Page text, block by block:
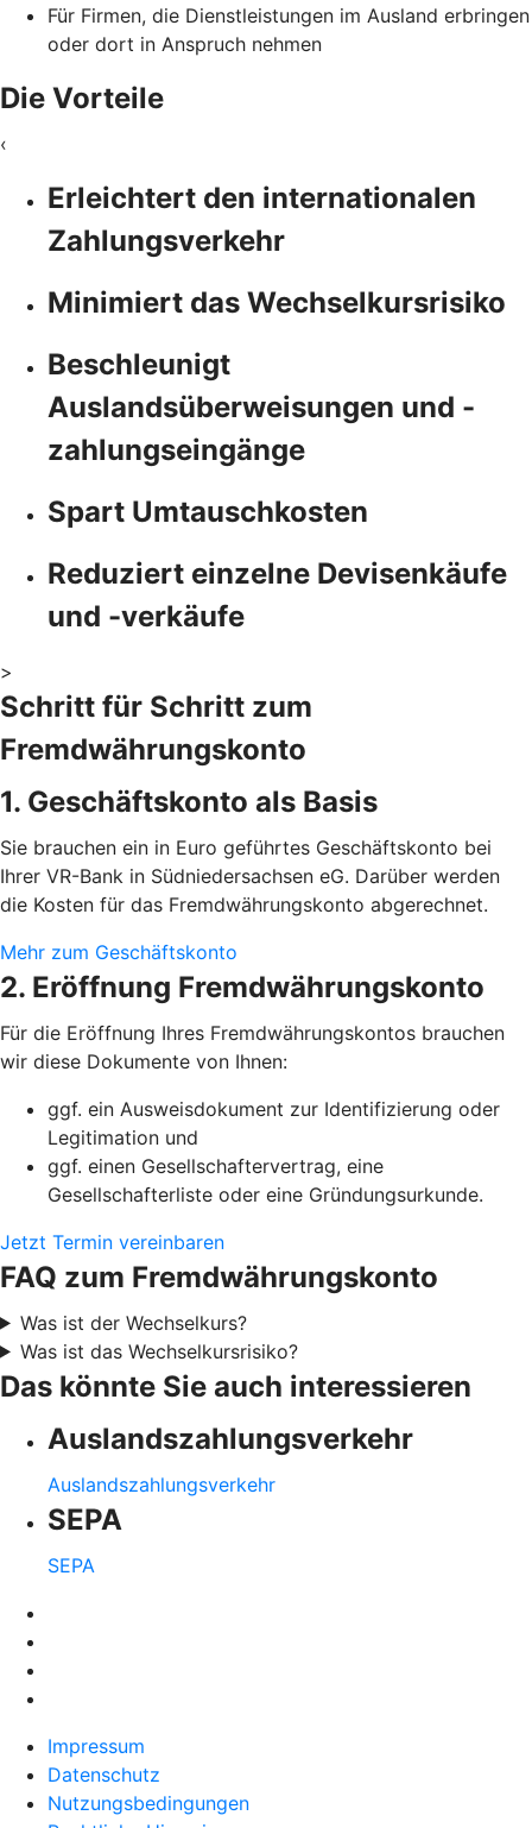
Für Firmen, die Dienstleistungen im Ausland erbringen
oder dort in Anspruch nehmen
Die Vorteile
‹
Erleichtert den internationalen
Zahlungsverkehr
Minimiert das Wechselkursrisiko
Beschleunigt
Auslandsüberweisungen und -
zahlungseingänge
Spart Umtauschkosten
Reduziert einzelne Devisenkäufe
und -verkäufe
>
Schritt für Schritt zum
Fremdwährungskonto
1. Geschäftskonto als Basis
Sie brauchen ein in Euro geführtes Geschäftskonto bei
Ihrer VR-Bank in Südniedersachsen eG. Darüber werden
die Kosten für das Fremdwährungskonto abgerechnet.
Mehr zum Geschäftskonto
2. Eröffnung Fremdwährungskonto
Für die Eröffnung Ihres Fremdwährungskontos brauchen
wir diese Dokumente von Ihnen:
ggf. ein Ausweisdokument zur Identifizierung oder
Legitimation und
ggf. einen Gesellschaftervertrag, eine
Gesellschafterliste oder eine Gründungsurkunde.
Jetzt Termin vereinbaren
FAQ zum Fremdwährungskonto
Was ist der Wechselkurs?
Was ist das Wechselkursrisiko?
Das könnte Sie auch interessieren
Auslandszahlungsverkehr
Auslandszahlungsverkehr
SEPA
SEPA
Impressum
Datenschutz
Nutzungsbedingungen